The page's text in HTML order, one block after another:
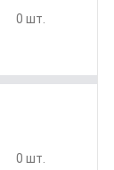
0 шт.
0 шт.